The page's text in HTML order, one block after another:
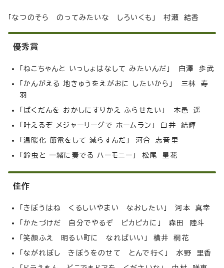
「なつのそら のってみたいな しろいくも」 村瀬 結香
優秀賞
「ねこちゃんと いっしょはなして みたいんだ」 白澤 歩武
「かんがえる 地きゅうをえがおに したいから」 三林 寿
羽
「ばくだんを おかしにすりかえ ふらせたい」 木邑 遥
「叶えるぞ メジャーリーグで ホームラン」 臼井 結輝
「温暖化 節電をして 減らすんだ」 河合 志音里
「鈴虫と 一緒に奏でる ハーモニー」 松尾 星花
佳作
「きぼうはね くるしいやまい なおしたい」 河本 真幸
「かたづけだ 自分でやるぞ ピカピカに」 森田 陸斗
「笑顔ふえ 明るい町に なればいい」 横井 桐花
「ながれぼし きぼうをのせて とんで行く」 水野 里香